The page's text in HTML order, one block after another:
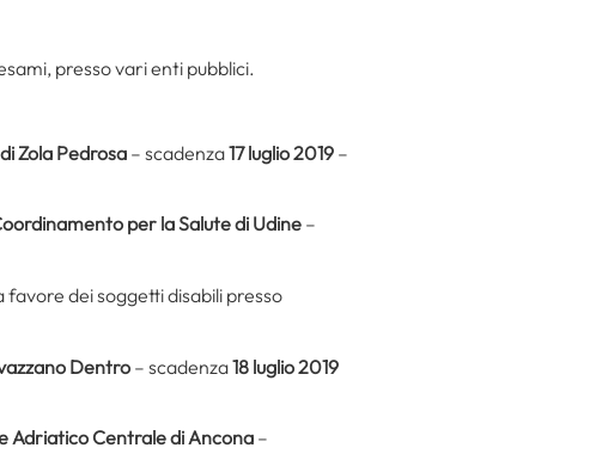
presso vari enti pubblici.
Zola Pedrosa – scadenza17 luglio 2019 –
per la Salute di Udine–
dei soggetti disabili presso
Dentro– scadenza18 luglio 2019
Adriatico Centrale di Ancona –